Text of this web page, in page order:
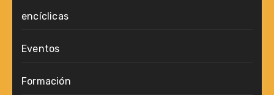
encíclicas
Eventos
Formación